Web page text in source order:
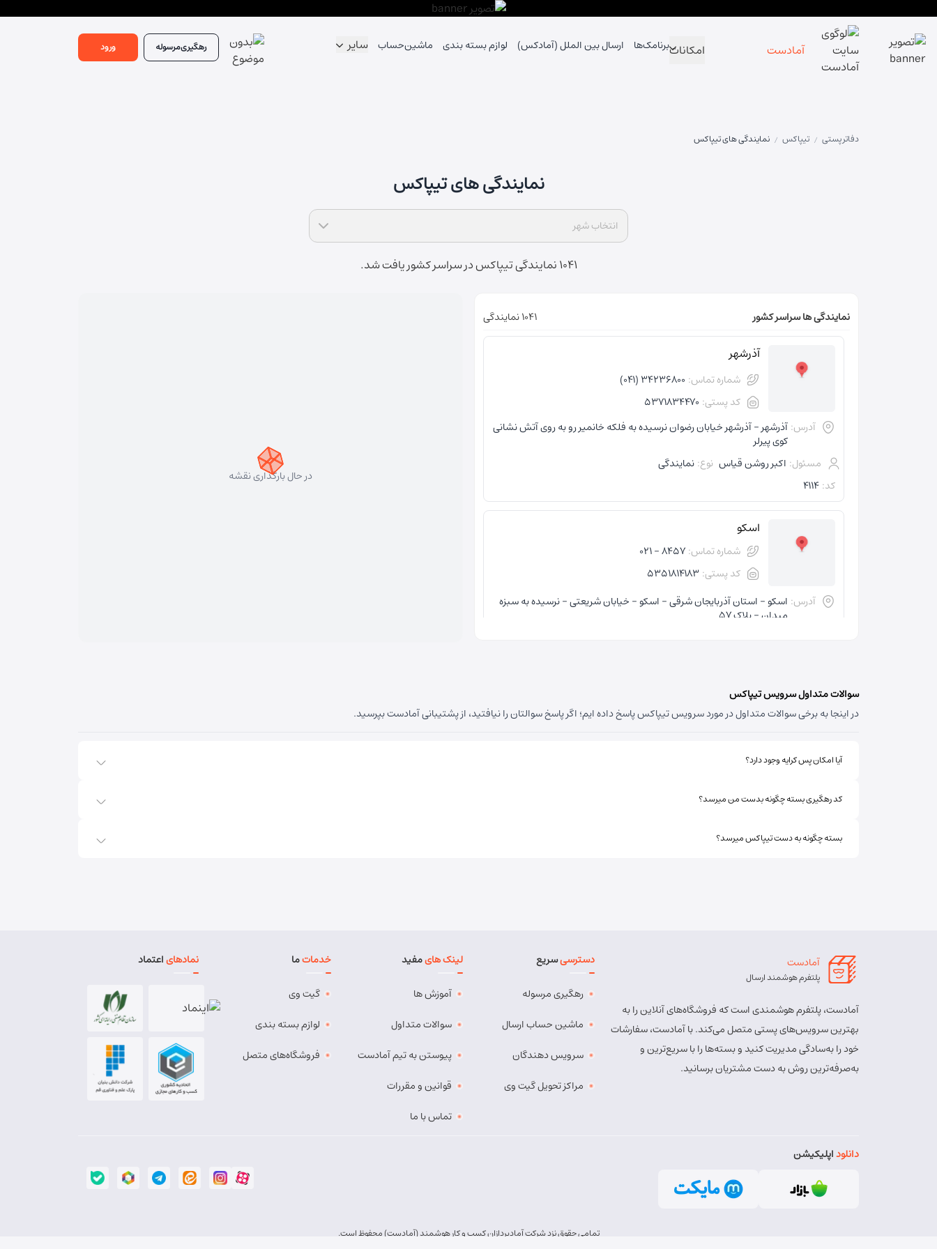
آمادست امکاناتبرنامک‌ها ارسال بین الملل (آمادکس) لوازم بسته بندی ماشین‌حساب سایر رهگیریمرسوله ورود
دفاتر پستی / تیپاکس / نمایندگی های تیپاکس
نمایندگی های تیپاکس
انتخاب شهر
1041 نمایندگی تیپاکس در سراسر کشور یافت شد.
نمایندگی ها سراسر کشور 1041 نمایندگی
آذرشهر
شماره تماس: 34236800 (041)
کد پستی: 5371834470
آدرس: آذرشهر - آذرشهر خیابان رضوان نرسیده به فلکه خانمیر رو به روی آتش نشانی
کوی پیرلر
مسئول: اکبر روشن قیاس نوع: نمایندگی
کد: 4114
اسکو
شماره تماس: 8457 - 021
کد پستی: 5351814183
آدرس: اسکو - استان آذربایجان شرقی - اسکو - خیابان شریعتی - نرسیده به سبزه
میدان - پلاک 57
سهند
مسئول: علی فیروزی نوع:نمایندگی
مسئول: پریسا ساقی زنگ ملک
اهر ارسباران
شماره تماس:
8457 - 021
کد:4170
بستان آباد
در حال بارگذاری نقشه
سوالات متداول سرویس تیپاکس
در اینجا به برخی سوالات متداول در مورد سرویس تیپاکس پاسخ داده ایم؛ اگر پاسخ سوالتان را نیافتید، از پشتیبانی آمادست بپرسید.
آیا امکان پس کرایه وجود دارد؟
کد رهگیری بسته چگونه بدست من میرسد؟
بسته چگونه به دست تیپاکس میرسد؟
آمادست
پلتفرم هوشمند ارسال
آمادست، پلتفرم هوشمندی است که فروشگاه‌های آنلاین را به
بهترین سرویس‌های پستی متصل می‌کند. با آمادست، سفارشات
خود را به‌سادگی مدیریت کنید و بسته‌ها را با سریع‌ترین و
به‌صرفه‌ترین روش به دست مشتریان برسانید.
دسترسیسریع
رهگیری مرسوله
ماشین حساب ارسال
سرویس دهندگان
مراکز تحویل گیت وی
لینک هایمفید
آموزش ها
سوالات متداول
پیوستن به تیم آمادست
قوانین و مقررات
تماس با ما
خدماتما
گیت وی
لوازم بسته بندی
فروشگاه‌های متصل
نمادهایاعتماد
دانلوداپلیکیشن
تمامی حقوق نزد شرکت آمادپردازان کسب و کار هوشمند (آمادست) محفوظ است.